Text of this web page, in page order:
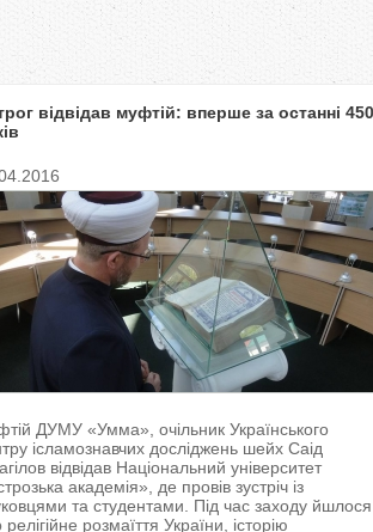
відвідав муфтій: вперше за останні 450
ДУМУ «Умма», очільник Українського
ісламознавчих досліджень шейх Саід
відвідав Національний університет
академія», де провів зустріч із
та студентами. Під час заходу йшлося
релігійне розмаїття України, історію